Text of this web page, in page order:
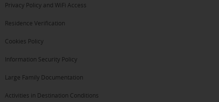
Privacy Policy and WiFi Access
Residence Verification
Cookies Policy
Information Security Policy
Large Family Documentation
Activities in Destination Conditions